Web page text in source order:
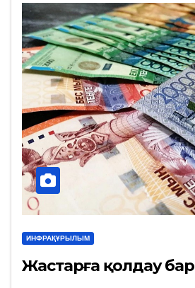
ИНФРАҚҰРЫЛЫМ
Жастарға қолдау бар